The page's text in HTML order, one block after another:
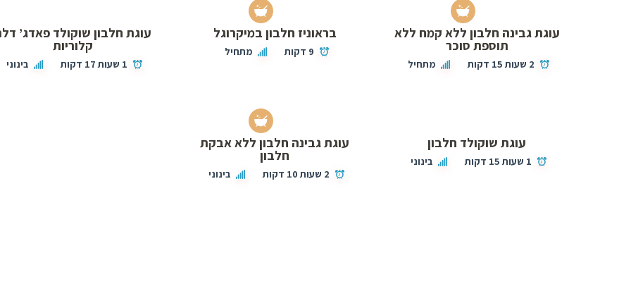
עוגת גבינה חלבון ללא קמח ללא
תוספת סוכר
2 שעות 15 דקות מתחיל
בראוניז חלבון במיקרוגל
9 דקות מתחיל
עוגת חלבון שוקולד פאדג’
קלוריות
1 שעות 17 דקות בינוני
עוגת שוקולד חלבון
1 שעות 15 דקות בינוני
עוגת גבינה חלבון ללא אבקת
חלבון
2 שעות 10 דקות בינוני